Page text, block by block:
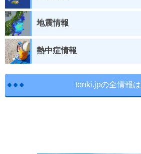
地震情報
熱中症情報
tenki.jpの全情報